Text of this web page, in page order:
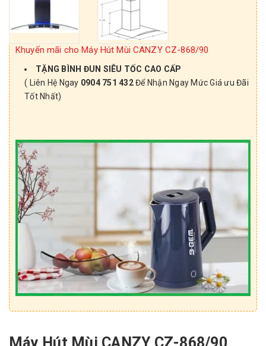
Khuyến mãi cho Máy Hút Mùi CANZY CZ-868/90
TẶNG BÌNH ĐUN SIÊU TỐC CAO CẤP
( Liên Hệ Ngay 0904 751 432Để Nhận Ngay Mức Giá ưu Đãi
Tốt Nhất)
Máy Hút Mùi CANZY CZ-868/90